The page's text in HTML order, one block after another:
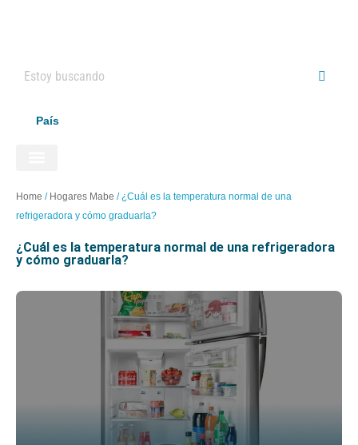
País
Home / Hogares Mabe /¿Cuál es la temperatura normal de una
refrigeradora y cómo graduarla?
¿cuál es la temperatura normal de una refrigeradora
y cómo graduarla?